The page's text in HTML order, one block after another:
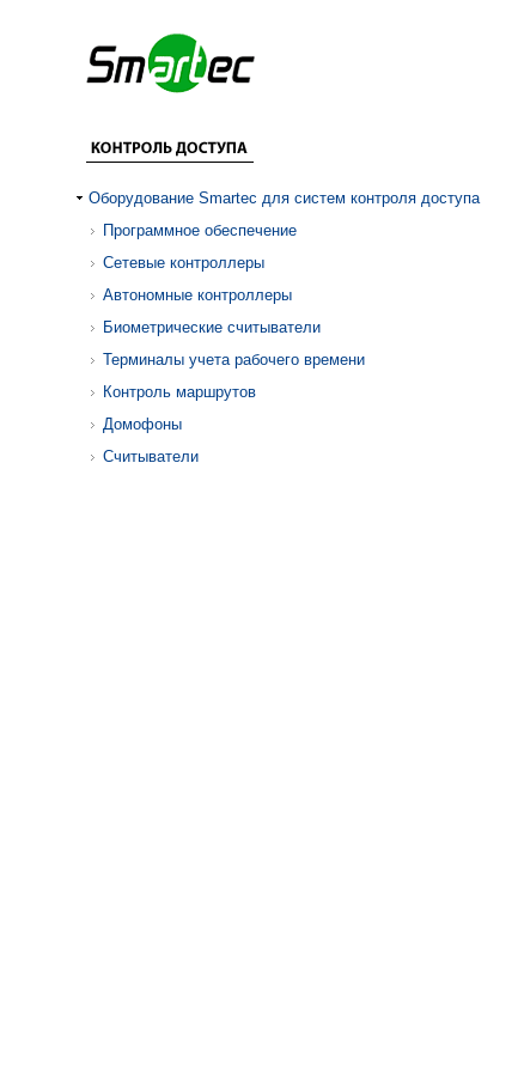
Оборудование Smartec для систем контроля доступа
Программное обеспечение
Сетевые контроллеры
Автономные контроллеры
Биометрические считыватели
Терминалы учета рабочего времени
Контроль маршрутов
Домофоны
Считыватели